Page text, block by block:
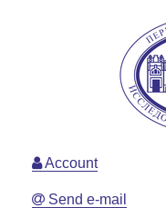
Account
Send e-mail